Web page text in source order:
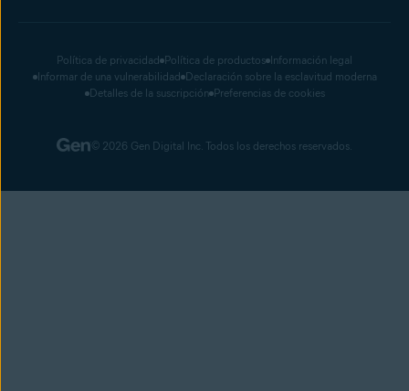
Política de privacidad Política de productos Información legal
Informar de una vulnerabilidad Declaración sobre la esclavitud moderna
Detalles de la suscripción Preferencias de cookies
© 2026 Gen Digital Inc. Todos los derechos reservados.